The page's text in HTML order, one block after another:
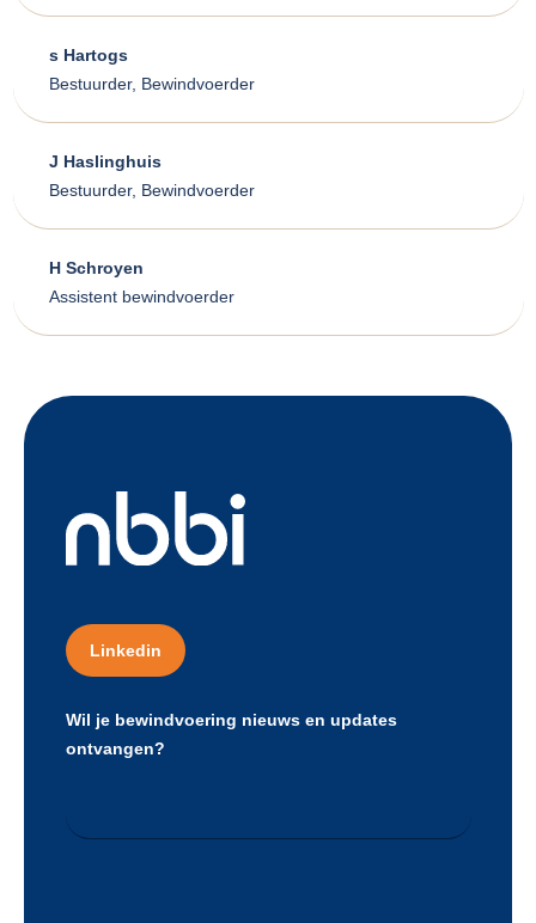
s Hartogs
Bestuurder, Bewindvoerder
J Haslinghuis
Bestuurder, Bewindvoerder
H Schroyen
Assistent bewindvoerder
Linkedin
Wil je bewindvoering nieuws en updates
ontvangen?